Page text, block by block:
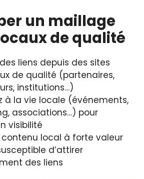
un maillage
de qualité
liens depuis des sites
de qualité (partenaires,
institutions…)
à la vie locale (événements,
associations…) pour
visibilité
contenu local à forte valeur
d’attirer
des liens